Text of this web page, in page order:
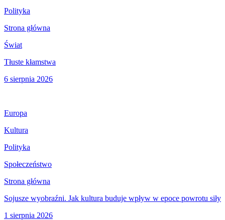
Polityka
Strona główna
Świat
Tłuste kłamstwa
6 sierpnia 2026
Europa
Kultura
Polityka
Społeczeństwo
Strona główna
Sojusze wyobraźni. Jak kultura buduje wpływ w epoce powrotu siły
1 sierpnia 2026